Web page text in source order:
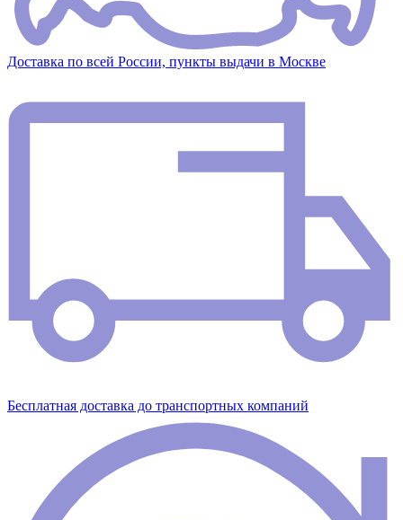
Доставка по всей России, пункты выдачи в Москве
Бесплатная доставка до транспортных компаний